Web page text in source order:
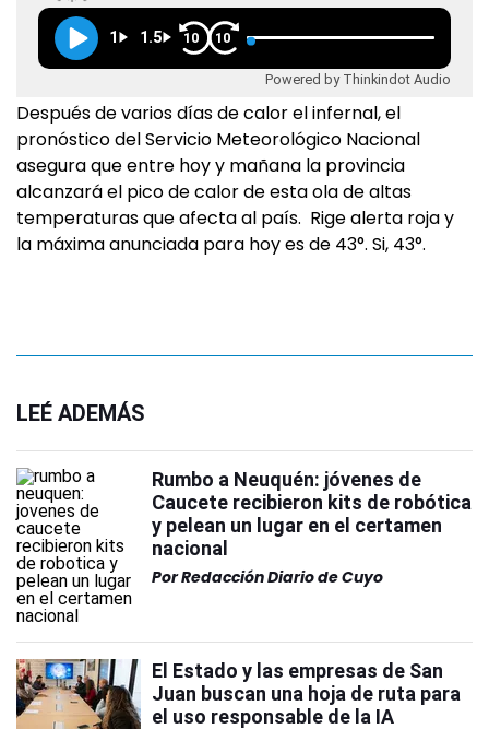
1 1.5 10 10
Powered by Thinkindot Audio
Después de varios días de calor el infernal, el
pronóstico del Servicio Meteorológico Nacional
asegura que entre hoy y mañana la provincia
alcanzará el pico de calor de esta ola de altas
temperaturas que afecta al país. Rige alerta roja y
la máxima anunciada para hoy es de 43°. Si, 43°.
LEÉ ADEMÁS
Rumbo a Neuquén: jóvenes de
Caucete recibieron kits de robótica
y pelean un lugar en el certamen
nacional
PorRedacción Diario de Cuyo
El Estado y las empresas de San
Juan buscan una hoja de ruta para
el uso responsable de la IA